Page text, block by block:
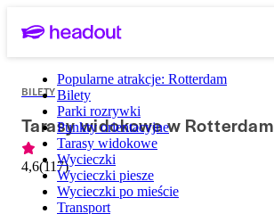
Popularne atrakcje: Rotterdam
Bilety
Parki rozrywki
Punkty orientacyjne
Tarasy widokowe
Wycieczki
Wycieczki piesze
Wycieczki po mieście
Transport
BILETY
Tarasy widokowe w Rotterdam
4,6(117)